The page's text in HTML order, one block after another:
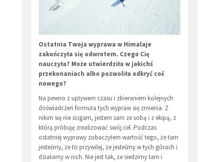
Ostatnia Twoja wyprawa w Himalaje
zakończyła się odwrotem. Czego Cię
nauczyła? Może utwierdziła w jakichś
przekonaniach albo pozwoliła odkryć coś
nowego?
Na pewno z upływem czasu i zbieraniem kolejnych
doświadczeń formuła tych wypraw się zmienia. Z
nikim się nie ścigam, jestem sam ze sobą i z ekipą, z
którą próbuję zrealizować swój cel. Podczas
ostatniej wyprawy zobaczyłem wartość tego, że tam
jesteśmy, że to przywilej, że jesteśmy w tych górach i
działamy w nich. Nie jest tak, że siedzimy tam i